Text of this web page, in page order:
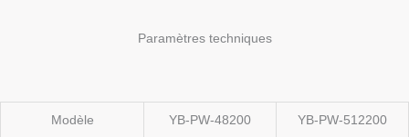
Paramètres techniques
Modèle YB-PW-48200 YB-PW-512200